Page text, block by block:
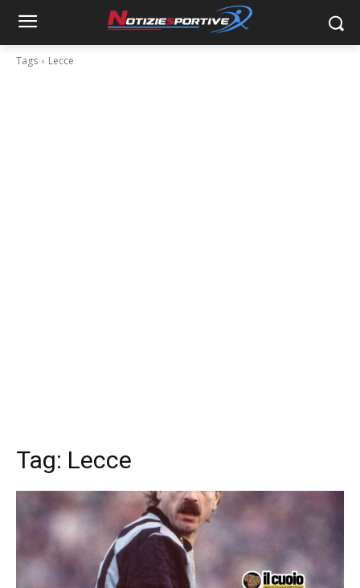
Tags Lecce
Tag: Lecce